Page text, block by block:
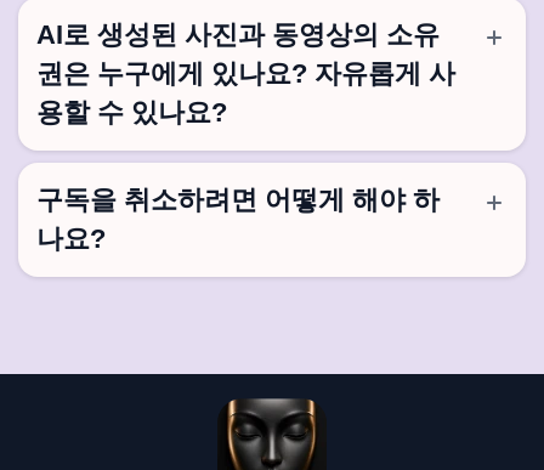
AI로 생성된 사진과 동영상의 소유
권은 누구에게 있나요? 자유롭게 사
용할 수 있나요?
구독을 취소하려면 어떻게 해야 하
나요?